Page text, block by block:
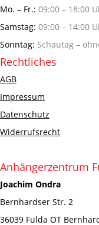
Mo. – Fr.: 09:00 – 18:00
Samstag: 09:00 – 14:00
Sonntag: Schautag –
Rechtliches
AGB
Impressum
Datenschutz
Widerrufsrecht
Anhängerzentrum
Joachim Ondra
Bernhardser Str. 2
36039 Fulda OT